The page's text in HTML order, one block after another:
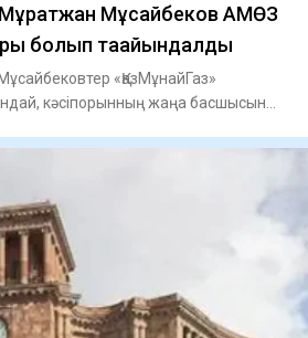
Мұратжан Мұсайбеков АМӨЗ
болып ​тағайындалды
«ҚазМұнайГаз»
кәсіпорынның жаңа басшысын